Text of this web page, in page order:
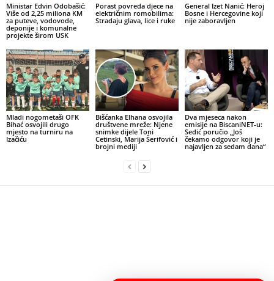
Ministar Edvin Odobašić:
Više od 2,25 miliona KM
za puteve, vodovode,
deponije i komunalne
projekte širom USK
Porast povreda djece na
električnim romobilima:
Stradaju glava, lice i ruke
General Izet Nanić: Heroj
Bosne i Hercegovine koji
nije zaboravljen
Mladi nogometaši OFK
Bihać osvojili drugo
mjesto na turniru na
Izačiću
Bišćanka Elhana osvojila
društvene mreže: Njene
snimke dijele Toni
Cetinski, Marija Šerifović i
brojni mediji
Dva mjeseca nakon
emisije na BiscaniNET-u:
Sedić poručio „Još
čekamo odgovor koji je
najavljen za sedam dana“